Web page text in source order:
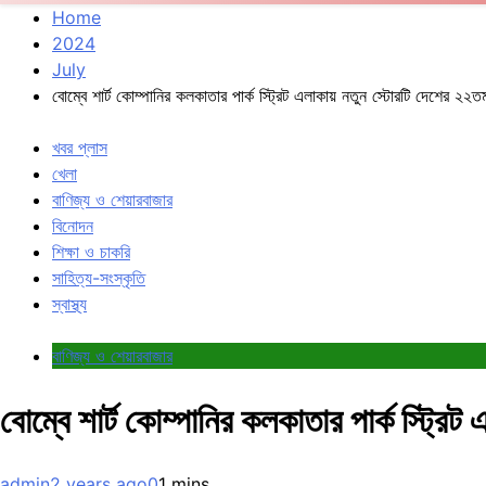
Home
2024
July
বোম্বে শার্ট কোম্পানির কলকাতার পার্ক স্ট্রিট এলাকায় নতুন স্টোরটি দেশের
খবর প্লাস
খেলা
বাণিজ্য ও শেয়ারবাজার
বিনোদন
শিক্ষা ও চাকরি
সাহিত্য-সংস্কৃতি
স্বাস্থ্য
বাণিজ্য ও শেয়ারবাজার
বোম্বে শার্ট কোম্পানির কলকাতার পার্ক